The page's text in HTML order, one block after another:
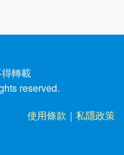
轉載
reserved.
使用條款 ｜ 私隱政策